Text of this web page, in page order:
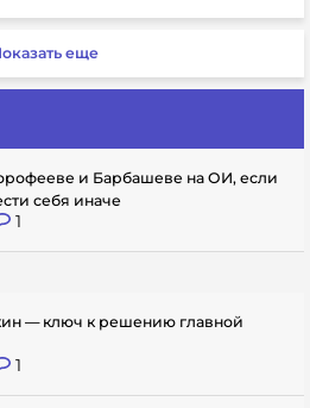
еще
и Барбашеве на ОИ, если
себя иначе
1
— ключ к решению главной
1